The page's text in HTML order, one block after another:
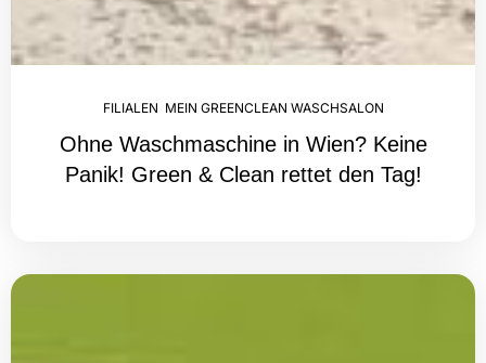
FILIALEN MEIN GREENCLEAN WASCHSALON
Ohne Waschmaschine in Wien? Keine
Panik! Green & Clean rettet den Tag!